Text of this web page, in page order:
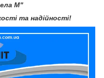
М"
та надійності!